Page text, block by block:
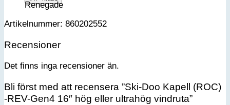
Renegade
Artikelnummer: 860202552
Recensioner
Det finns inga recensioner än.
Bli först med att recensera ”Ski-Doo Kapell (ROC)
-REV-Gen4 16″ hög eller ultrahög vindruta”